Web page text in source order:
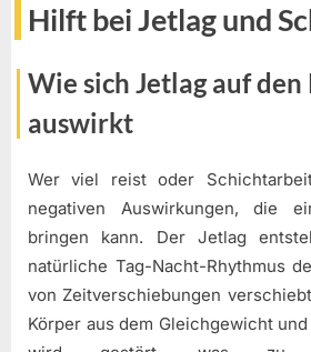
Hilft bei Jetlag und
Wie sich Jetlag auf
auswirkt
Wer viel reist oder
negativen Auswirkungen, die
bringen kann. Der Jetlag
natürliche Tag-Nacht-Rhythmus
von Zeitverschiebungen
Körper aus dem Gleichgewicht